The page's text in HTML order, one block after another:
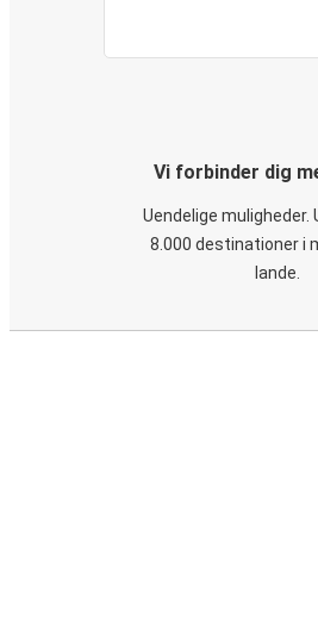
Vi forbinder dig
Uendelige muligheder.
8.000 destinationer i
lande.